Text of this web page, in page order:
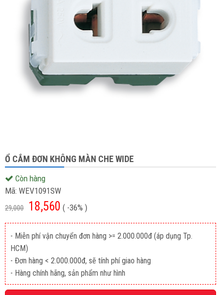
Ổ CẮM ĐƠN KHÔNG MÀN CHE WIDE
Còn hàng
Mã: WEV1091SW
29,000 18,560 ( -36% )
- Miễn phí vận chuyển đơn hàng >= 2.000.000đ (áp dụng Tp.
HCM)
- Đơn hàng < 2.000.000đ, sẽ tính phí giao hàng
- Hàng chính hãng, sản phẩm như hình